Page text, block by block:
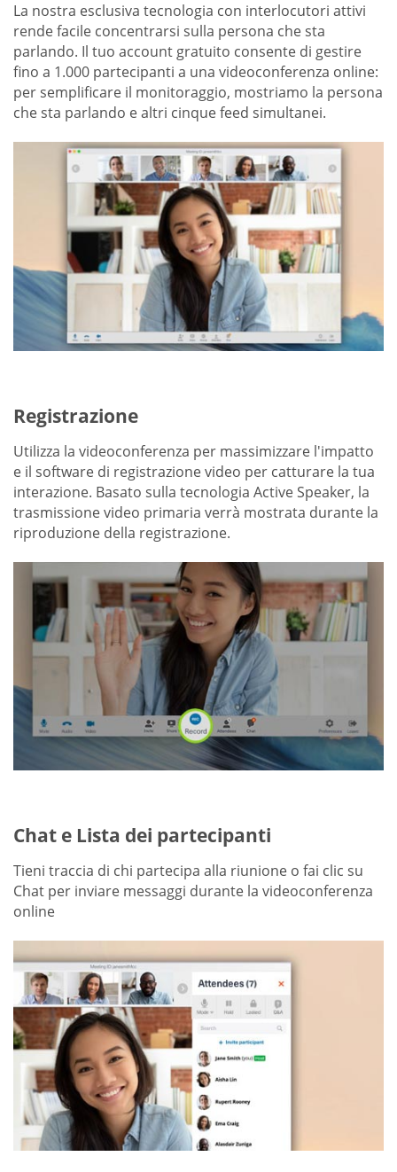
La nostra esclusiva tecnologia con interlocutori attivi
rende facile concentrarsi sulla persona che sta
parlando. Il tuo account gratuito consente di gestire
fino a 1.000 partecipanti a una videoconferenza online:
per semplificare il monitoraggio, mostriamo la persona
che sta parlando e altri cinque feed simultanei.
Registrazione
Utilizza la videoconferenza per massimizzare l'impatto
e il software di registrazione video per catturare la tua
interazione. Basato sulla tecnologia Active Speaker, la
trasmissione video primaria verrà mostrata durante la
riproduzione della registrazione.
Chat e Lista dei partecipanti
Tieni traccia di chi partecipa alla riunione o fai clic su
Chat per inviare messaggi durante la videoconferenza
online